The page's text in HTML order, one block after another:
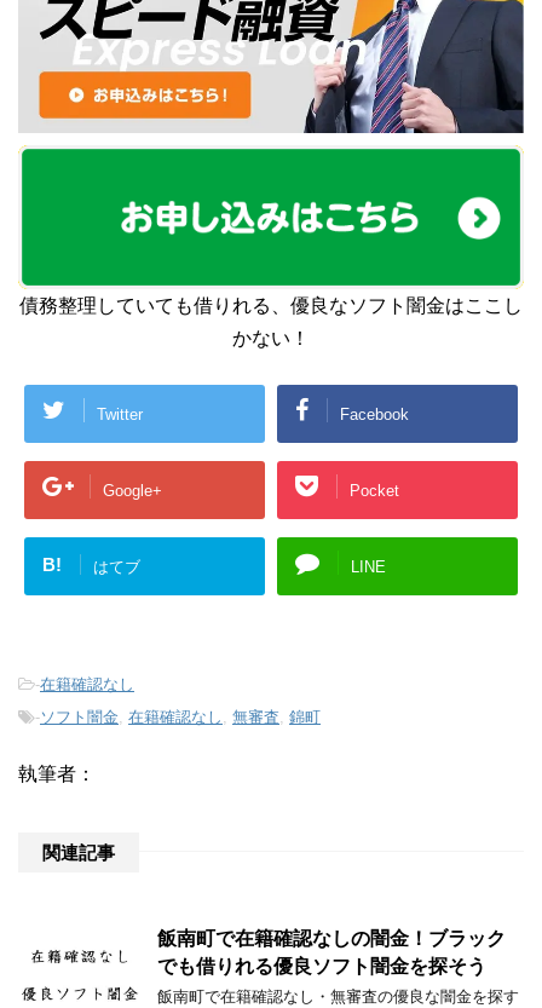
債務整理していても借りれる、優良なソフト闇金はここし
かない！
Twitter Facebook
Google+ Pocket
B! はてブ LINE
-在籍確認なし
-ソフト闇金, 在籍確認なし , 無審査, 錦町
執筆者：
関連記事
飯南町で在籍確認なしの闇金！ブラック
でも借りれる優良ソフト闇金を探そう
飯南町で在籍確認なし・無審査の優良な闇金を探す